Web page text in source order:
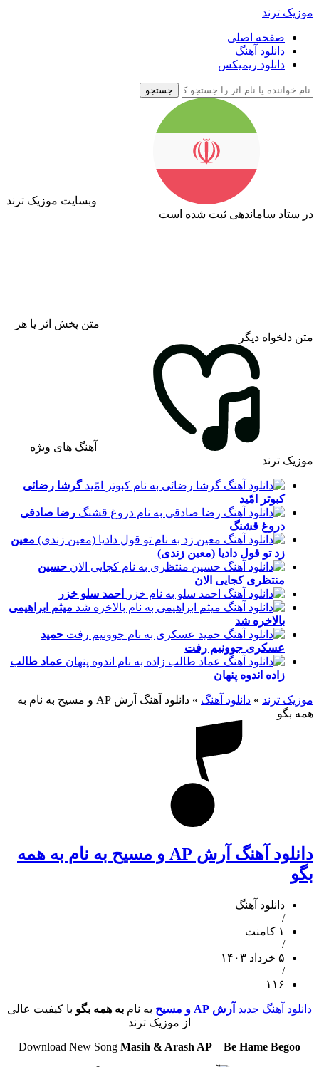
موزیک ترند
صفحه اصلی
دانلود آهنگ
دانلود ریمیکس
جستجو
وبسایت موزیک ترند
در ستاد ساماندهی ثبت شده است
متن پخش اثر یا هر
متن دلخواه دیگر
آهنگ های ویژه
موزیک ترند
گرشا رضائی
کبوتر امّید
رضا صادقی
دروغ قشنگ
معین
زدتو قول دادیا (معین زندی)
حسین
منتظریکجایی الان
احمد سلو خزر
میثم ابراهیمی
بالاخره شد
حمید
عسکری جوونیم رفت
عماد طالب
زاده اندوه پنهان
موزیک ترند » دانلود آهنگ »
دانلود آهنگ آرش AP و مسیح به نام به
همه بگو
دانلود آهنگ آرش AP و مسیح به نام به همه
بگو
دانلود آهنگ
/
۱ کامنت
/
۵ خرداد ۱۴۰۳
/
۱۱۶
دانلود آهنگ جدید آرش AP و مسیح به نام به همه بگو با کیفیت عالی
از موزیک ترند
Download New Song Masih & Arash AP – Be Hame Begoo